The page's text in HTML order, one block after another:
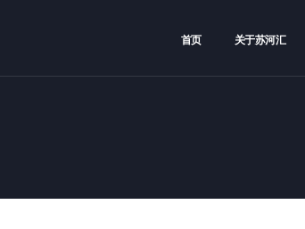
首页 关于苏河汇